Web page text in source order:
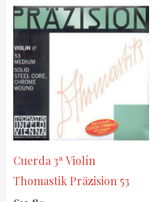
Cuerda 3ª Violín
Thomastik Präzision 53